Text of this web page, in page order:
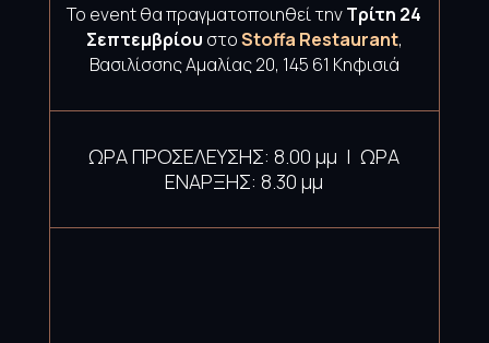
Το event θα πραγματοποιηθεί τηνΤρίτη 24
Σεπτεμβρίου στοStoffa Restaurant,
Βασιλίσσης Αμαλίας 20, 145 61 Κηφισιά
ΩΡΑ ΠΡΟΣΕΛΕΥΣΗΣ: 8.00 μμ | ΩΡΑ
ΕΝΑΡΞΗΣ: 8.30 μμ